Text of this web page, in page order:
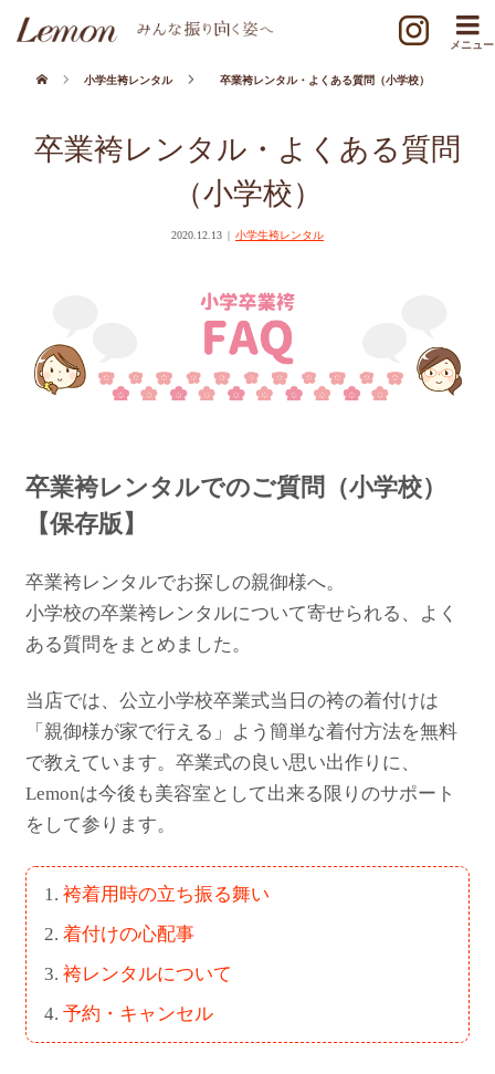
小学生袴レンタル 卒業袴レンタル・よくある質問（小学校）
卒業袴レンタル・よくある質問
（小学校）
2020.12.13 小学生袴レンタル
卒業袴レンタルでのご質問（小学校）
【保存版】
卒業袴レンタルでお探しの親御様へ。
小学校の卒業袴レンタルについて寄せられる、よく
ある質問をまとめました。
当店では、公立小学校卒業式当日の袴の着付けは
「親御様が家で行える」よう簡単な着付方法を無料
で教えています。卒業式の良い思い出作りに、
Lemonは今後も美容室として出来る限りのサポート
をして参ります。
袴着用時の立ち振る舞い
着付けの心配事
袴レンタルについて
予約・キャンセル